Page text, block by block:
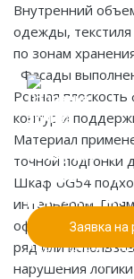
Внутренний
одежды,
по зонам
Фасады
Ровная
контур и
Материал
точной подгонки
Шкаф UG54
интерьером.
оформление
ряд или
нарушения
Если у вас
нам для
Заявка на
При
действует
Работаем
Адаптируем
потребности.